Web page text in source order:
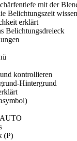
mit der
Belichtungszeit
erklärt
Belichtungsdreieck
kontrollieren
Hintergrund
(P)